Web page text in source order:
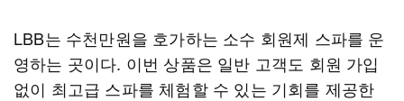
LBB는 수천만원을 호가하는 소수 회원제 스파를 운
영하는 곳이다. 이번 상품은 일반 고객도 회원 가입
없이 최고급 스파를 체험할 수 있는 기회를 제공한